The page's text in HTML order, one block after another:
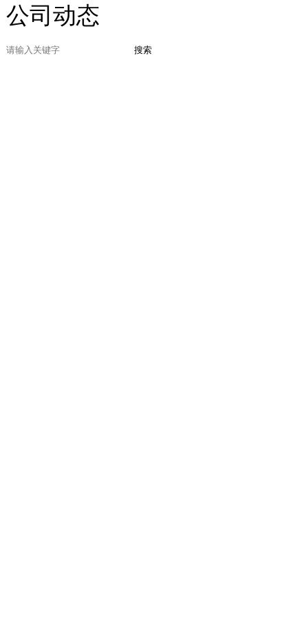
公司动态
搜索